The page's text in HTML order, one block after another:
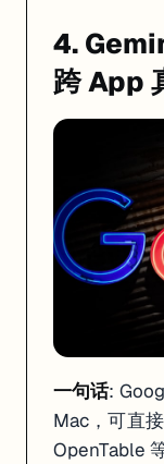
4.
跨 App
一句话:
Mac，可直
OpenTable